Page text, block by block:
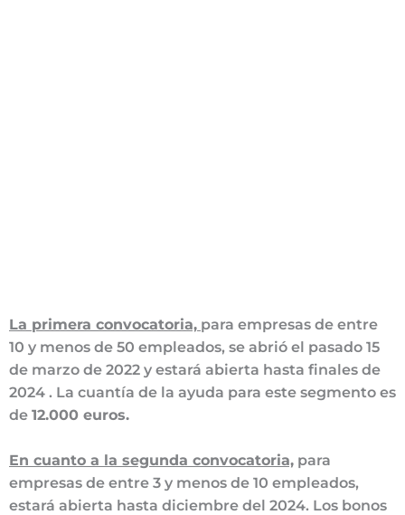
La primera convocatoria, para empresas de entre
10 y menos de 50 empleados, se abrió el pasado 15
de marzo de 2022 y estará abierta hasta finales de
2024 . La cuantía de la ayuda para este segmento es
de 12.000 euros.
En cuanto a la segunda convocatoria, para
empresas de entre 3 y menos de 10 empleados,
estará abierta hasta diciembre del 2024. Los bonos